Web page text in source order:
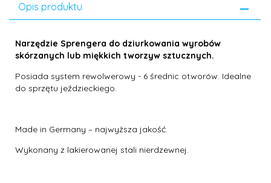
Opis produktu
Narzędzie Sprengera do dziurkowania wyrobów
skórzanych lub miękkich tworzyw sztucznych.
Posiada system rewolwerowy - 6 średnic otworów. Idealne
do sprzętu jeździeckiego.
Made in Germany – najwyższa jakość.
Wykonany z lakierowanej stali nierdzewnej.